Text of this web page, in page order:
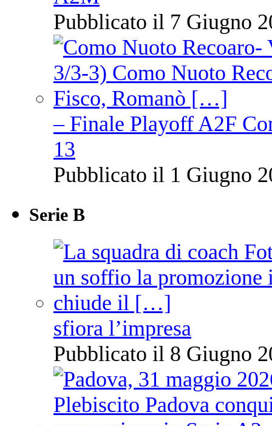
Pubblicato il 7 Giugno
– Finale Playoff A2F
13
Pubblicato il 1 Giugno
Serie B
sfiora l’impresa
Pubblicato il 8 Giugno